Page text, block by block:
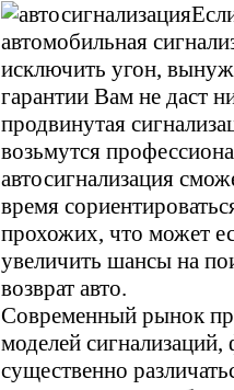
автомобильная
исключить угон,
гарантии Вам не даст
продвинутая
возьмутся
автосигнализация
время
прохожих, что может
увеличить шансы на
возврат авто.
Современный рынок
моделей
существенно